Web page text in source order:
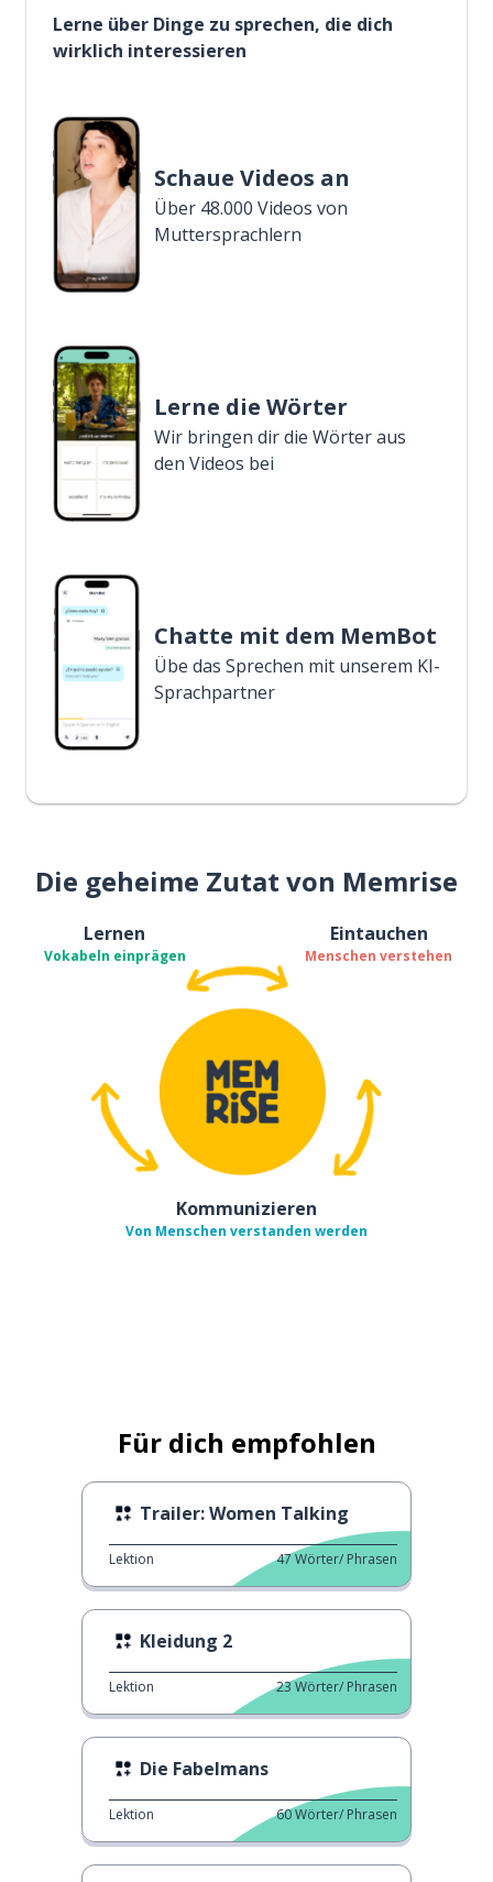
Lerne über Dinge zu sprechen, die dich
wirklich interessieren
Schaue Videos an
Über 48.000 Videos von
Muttersprachlern
Lerne die Wörter
Wir bringen dir die Wörter aus
den Videos bei
Chatte mit dem MemBot
Übe das Sprechen mit unserem KI-
Sprachpartner
Die geheime Zutat von Memrise
Lernen
Vokabeln einprägen
Eintauchen
Menschen verstehen
Kommunizieren
Von Menschen verstanden werden
Für dich empfohlen
Trailer: Women Talking
Lektion 47Wörter/ Phrasen
Kleidung 2
Lektion 23Wörter/ Phrasen
Die Fabelmans
Lektion 60Wörter/ Phrasen